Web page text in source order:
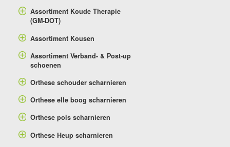
Assortiment Koude Therapie
(GM-DOT)
Assortiment Kousen
Assortiment Verband- & Post-up
schoenen
Orthese schouder scharnieren
Orthese elle boog scharnieren
Orthese pols scharnieren
Orthese Heup scharnieren